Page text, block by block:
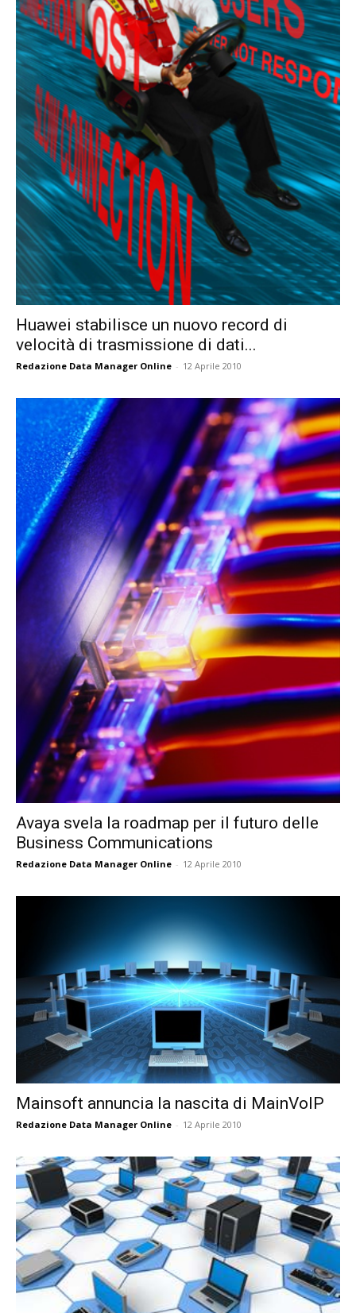
Huawei stabilisce un nuovo record di
velocità di trasmissione di dati...
Redazione Data Manager Online - 12 Aprile 2010
Avaya svela la roadmap per il futuro delle
Business Communications
Redazione Data Manager Online - 12 Aprile 2010
Mainsoft annuncia la nascita di MainVoIP
Redazione Data Manager Online - 12 Aprile 2010